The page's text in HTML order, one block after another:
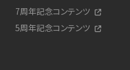
7周年記念コンテンツ
5周年記念コンテンツ